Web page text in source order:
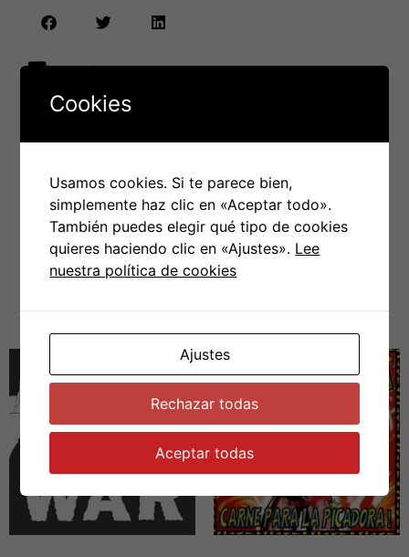
Envío nacional en48H/72H
Paga con tarjeta de forma
Envío gratis en pedidos que
superen los70€
PRODUCTOS RELACIONADOS
Cookies
Usamos cookies. Si te parece bien,
simplemente haz clic en «Aceptar todo».
También puedes elegir qué tipo de cookies
quieres haciendo clic en «Ajustes». Lee
nuestra política de cookies
Ajustes
Rechazar todas
Aceptar todas